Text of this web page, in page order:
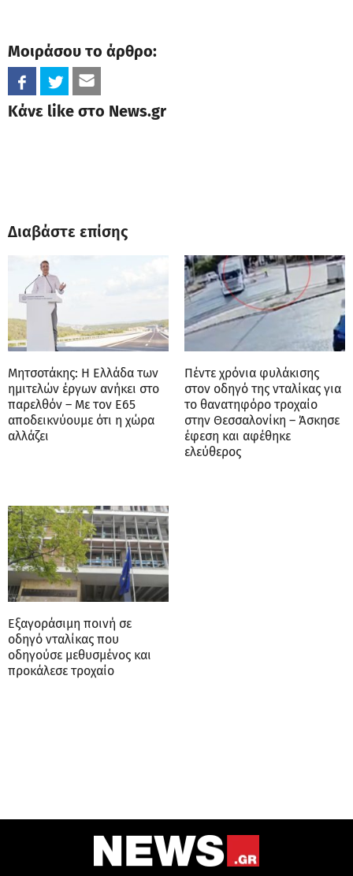
Μοιράσου το άρθρο:
Κάνε like στο News.gr
Διαβάστε επίσης
Μητσοτάκης: Η Ελλάδα των
ημιτελών έργων ανήκει στο
παρελθόν – Με τον Ε65
αποδεικνύουμε ότι η χώρα
αλλάζει
Πέντε χρόνια φυλάκισης
στον οδηγό της νταλίκας για
το θανατηφόρο τροχαίο
στην Θεσσαλονίκη – Άσκησε
έφεση και αφέθηκε
ελεύθερος
Εξαγοράσιμη ποινή σε
οδηγό νταλίκας που
οδηγούσε μεθυσμένος και
προκάλεσε τροχαίο